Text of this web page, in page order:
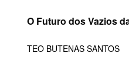
O Futuro dos Vazios
TEO BUTENAS SANTOS